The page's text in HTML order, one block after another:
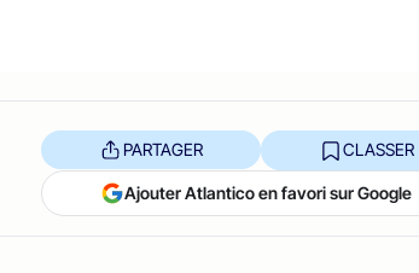
PARTAGER CLASSER
Ajouter Atlantico en favori sur Google